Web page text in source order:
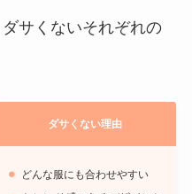
サくないそれぞれの
ダサくない理由
どんな服にも合わせやすい